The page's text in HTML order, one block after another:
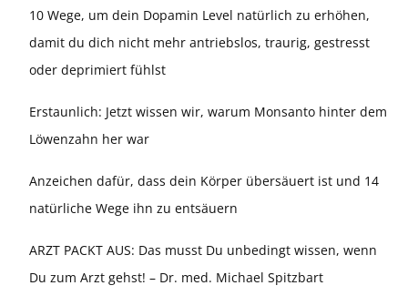
10 Wege, um dein Dopamin Level natürlich zu erhöhen,
damit du dich nicht mehr antriebslos, traurig, gestresst
oder deprimiert fühlst
Erstaunlich: Jetzt wissen wir, warum Monsanto hinter dem
Löwenzahn her war
Anzeichen dafür, dass dein Körper übersäuert ist und 14
natürliche Wege ihn zu entsäuern
ARZT PACKT AUS: Das musst Du unbedingt wissen, wenn
Du zum Arzt gehst! – Dr. med. Michael Spitzbart